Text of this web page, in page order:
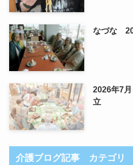
なづな
2026年7
立
介護ブログ記事 カテゴリ